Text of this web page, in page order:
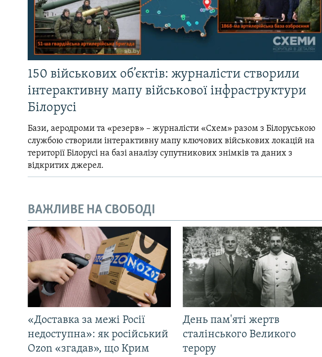
150 військових об’єктів: журналісти створили
інтерактивну мапу військової інфраструктури
Білорусі
Бази, аеродроми та «резерв» – журналісти «Схем» разом з Білоруською
службою створили інтерактивну мапу ключових військових локацій на
території Білорусі на базі аналізу супутникових знімків та даних з
відкритих джерел.
ВАЖЛИВЕ НА СВОБОДІ
«Доставка за межі Росії
недоступна»: як російський
Ozon «згадав», що Крим
День пам'яті жертв
сталінського Великого
терору